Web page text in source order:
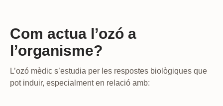
Com actua l’ozó a
l’organisme?
L’ozó mèdic s’estudia per les respostes biològiques que
pot induir, especialment en relació amb: